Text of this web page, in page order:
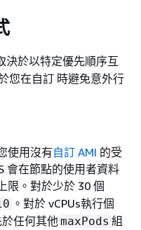
決於以特定優先順序互
您在自訂 時避免意外行
使用沒有自訂 AMI 的受
會在節點的使用者資料
限。對於少於 30 個
。對於 vCPUs執行個
於任何其他 maxPods 組